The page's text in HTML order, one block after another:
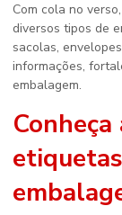
Com cola no
diversos tipos de
sacolas,
informações,
embalagem.